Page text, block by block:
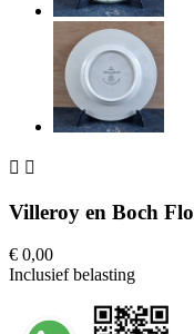
 
Villeroy en Boch
€ 0,00
Inclusief belasting